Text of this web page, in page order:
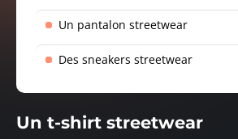
Un pantalon streetwear
Des sneakers streetwear
Un t-shirt streetwear